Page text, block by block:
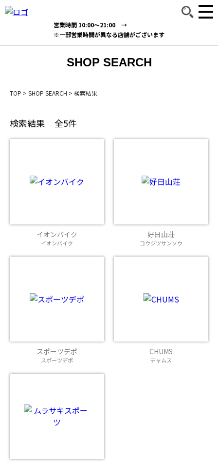
営業時間 10:00～21:00 →
※一部営業時間が異なる店舗がございます
SHOP SEARCH
TOP > SHOP SEARCH > 検索結果
検索結果 全5件
イオンバイク
イオンバイク
好日山荘
コウジツサンソウ
スポーツデポ
スポーツデポ
CHUMS
チャムス